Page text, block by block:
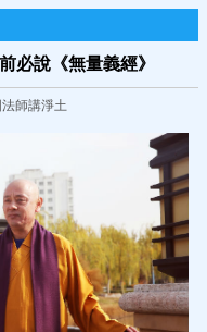
必說《無量義經》
師講淨土